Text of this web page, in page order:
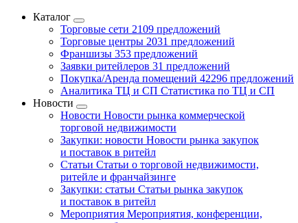
Каталог
Торговые сети 2109 предложений
Торговые центры 2031 предложений
Франшизы 353 предложений
Заявки ритейлеров 31 предложений
Покупка/Аренда помещений 42296 предложений
Аналитика ТЦ и СП Статистика по ТЦ и СП
Новости
Новости Новости рынка коммерческой
торговой недвижимости
Закупки: новости Новости рынка закупок
и поставок в ритейл
Статьи Статьи о торговой недвижимости,
ритейле и франчайзинге
Закупки: статьи Статьи рынка закупок
и поставок в ритейл
Мероприятия Мероприятия, конференции,